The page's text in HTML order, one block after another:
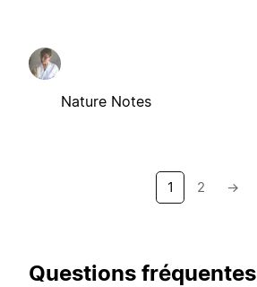
Nature Notes
1 2 →
Questions fréquentes